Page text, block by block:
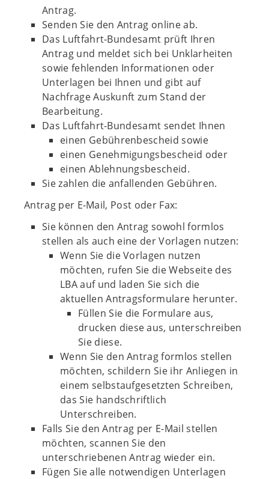
Antrag.
Senden Sie den Antrag online ab.
Das Luftfahrt-Bundesamt prüft Ihren
Antrag und meldet sich bei Unklarheiten
sowie fehlenden Informationen oder
Unterlagen bei Ihnen und gibt auf
Nachfrage Auskunft zum Stand der
Bearbeitung.
Das Luftfahrt-Bundesamt sendet Ihnen
einen Gebührenbescheid sowie
einen Genehmigungsbescheid oder
einen Ablehnungsbescheid.
Sie zahlen die anfallenden Gebühren.
Antrag per E-Mail, Post oder Fax:
Sie können den Antrag sowohl formlos
stellen als auch eine der Vorlagen nutzen:
Wenn Sie die Vorlagen nutzen
möchten, rufen Sie die Webseite des
LBA auf und laden Sie sich die
aktuellen Antragsformulare herunter.
Füllen Sie die Formulare aus,
drucken diese aus, unterschreiben
Sie diese.
Wenn Sie den Antrag formlos stellen
möchten, schildern Sie ihr Anliegen in
einem selbstaufgesetzten Schreiben,
das Sie handschriftlich
Unterschreiben.
Falls Sie den Antrag per E-Mail stellen
möchten, scannen Sie den
unterschriebenen Antrag wieder ein.
Fügen Sie alle notwendigen Unterlagen